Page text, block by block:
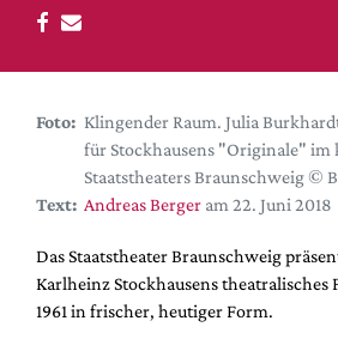
Premierensuche
Festival-Planer
Hefte
Alle Hefte
Leseproben
Service
Shop / Abo
Foto: Klingender Raum. Julia
für Stockhausens "Originale" im
Staatstheaters Braunschweig ©
Text: Andreas Berger am 22. Juni 2018
Das Staatstheater Braunschweig
Karlheinz Stockhausens theatralisches
1961 in frischer, heutiger Form.